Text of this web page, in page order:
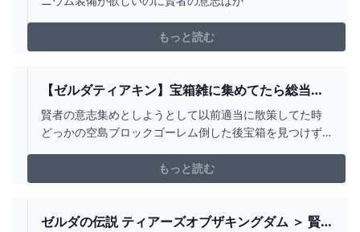
もっと読む
【ゼルダティアキン】宝箱雑に集めてたら総当り
することになった。 – ゲーム攻略のかけら
賢者の意志集めとしようとして以前適当に散策してた時
どっかの空島ブロックゴーレム倒した後宝箱を見つけず
箱センサーいいよ 開けてない奴わかる 洞窟のマヨイもだ
けどセンサーはある程度近づかないと
もっと読む
ゼルダの伝説 ティアーズオブザキングダム ＞ 賢